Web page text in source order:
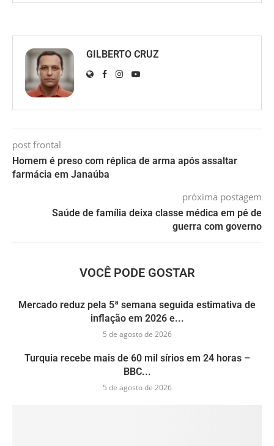
GILBERTO CRUZ
post frontal
Homem é preso com réplica de arma após assaltar
farmácia em Janaúba
próxima postagem
Saúde de família deixa classe médica em pé de
guerra com governo
VOCÊ PODE GOSTAR
Mercado reduz pela 5ª semana seguida estimativa de
inflação em 2026 e...
5 de agosto de 2026
Turquia recebe mais de 60 mil sírios em 24 horas –
BBC...
5 de agosto de 2026